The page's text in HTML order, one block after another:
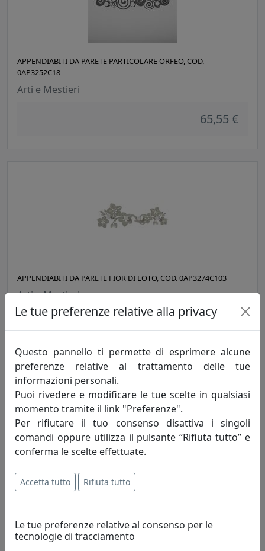
APPENDIABITI DA PARETE PARTICOLARE ORFEO, COD.
0AP3252C18
Arti e Mestieri
65,55 €
APPENDIABITI DA PARETE FIOR DI LOTO, COD. 0AP3274C103
Arti e Mestieri
APPENDIABITI CON NOTE MUSICALI MUSICA, COD. 0AP3398C71
77,90 €
Le tue preferenze relative alla privacy
Questo pannello ti permette di esprimere alcune
preferenze relative al trattamento delle tue
informazioni personali.
Puoi rivedere e modificare le tue scelte in qualsiasi
momento tramite il link "Preferenze".
Per rifiutare il tuo consenso disattiva i singoli
comandi oppure utilizza il pulsante “Rifiuta tutto” e
conferma le scelte effettuate.
Accetta tutto Rifiuta tutto
Le tue preferenze relative al consenso per le
tecnologie di tracciamento